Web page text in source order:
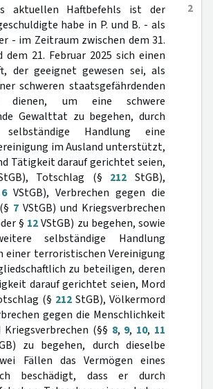
2
aktuellen Haftbefehls ist der
habe in P. und B. - als
- im Zeitraum zwischen dem 31.
dem 21. Februar 2025 sich einen
der geeignet gewesen sei, als
schweren staatsgefährdenden
dienen, um eine schwere
Gewalttat zu begehen, durch
Handlung eine
im Ausland unterstützt,
Tätigkeit darauf gerichtet seien,
Totschlag (§ 212 StGB),
6VStGB), Verbrechen gegen die
7 VStGB) und Kriegsverbrechen
§ 12VStGB) zu begehen, sowie
selbständige Handlung
einer terroristischen Vereinigung
zu beteiligen, deren
darauf gerichtet seien, Mord
(§ 212 StGB), Völkermord
gegen die Menschlichkeit
(§§ 8, 9, 10, 11
zu begehen, durch dieselbe
Fällen das Vermögen eines
beschädigt, dass er durch